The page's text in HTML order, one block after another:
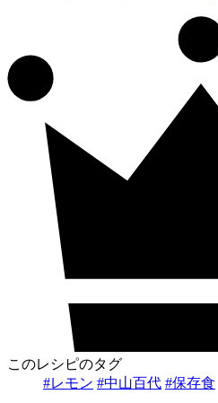
このレシピのタグ
#レモン #中山百代 #保存食